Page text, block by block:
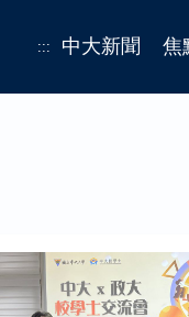
::: 中大新聞 焦